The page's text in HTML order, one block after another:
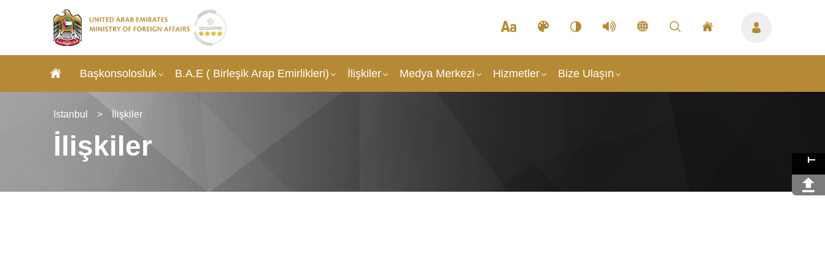
Başkonsolosluk B.A.E ( Birleşik Arap Emirlikleri) İlişkiler Medya Merkezi Hizmetler Bize Ulaşın
Istanbul > İlişkiler
İlişkiler